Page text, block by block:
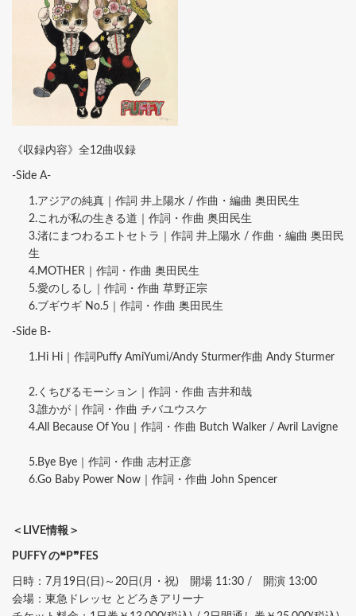
《収録内容》全12曲収録
-Side A-
1.アジアの純真｜作詞 井上陽水 / 作曲・編曲 奥田民生
2.これが私の生きる道｜作詞・作曲 奥田民生
3.渚にまつわるエトセトラ｜作詞 井上陽水 / 作曲・編曲 奥田民
生
4.MOTHER｜作詞・作曲 奥田民生
5.愛のしるし｜作詞・作曲 草野正宗
6.ブギウギ No.5｜作詞・作曲 奥田民生
-Side B-
1.Hi Hi｜作詞Puffy AmiYumi/Andy Sturmer作曲 Andy Sturmer
2.くちびるモーション｜作詞・作曲 吉井和哉
3.誰かが｜作詞・作曲 チバユウスケ
4.All Because Of You｜作詞・作曲 Butch Walker / Avril Lavigne
5.Bye Bye｜作詞・作曲 志村正彦
6.Go Baby Power Now｜作詞・作曲 John Spencer
＜LIVE情報＞
PUFFY の❝P❞FES
日時：7月19日(日)～20日(月・祝) 開場 11:30 / 開演 13:00
会場：東急ドレッセ とどろきアリーナ